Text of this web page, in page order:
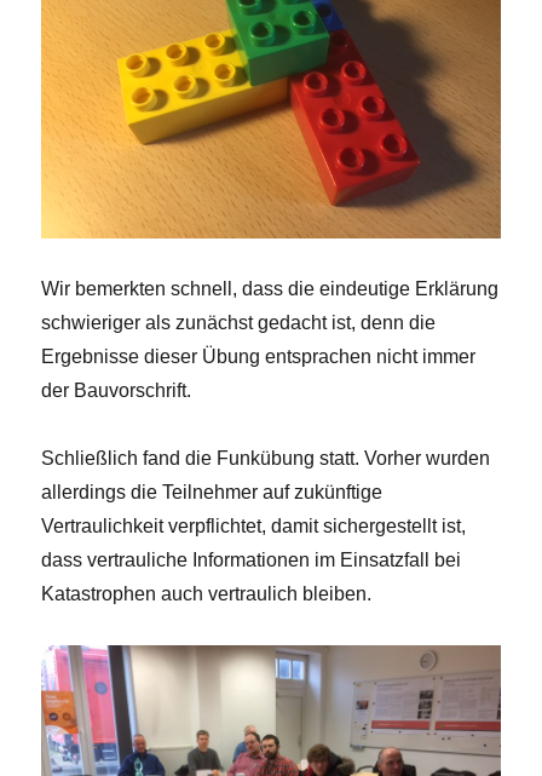
Wir bemerkten schnell, dass die eindeutige Erklärung
schwieriger als zunächst gedacht ist, denn die
Ergebnisse dieser Übung entsprachen nicht immer
der Bauvorschrift.
Schließlich fand die Funkübung statt. Vorher wurden
allerdings die Teilnehmer auf zukünftige
Vertraulichkeit verpflichtet, damit sichergestellt ist,
dass vertrauliche Informationen im Einsatzfall bei
Katastrophen auch vertraulich bleiben.